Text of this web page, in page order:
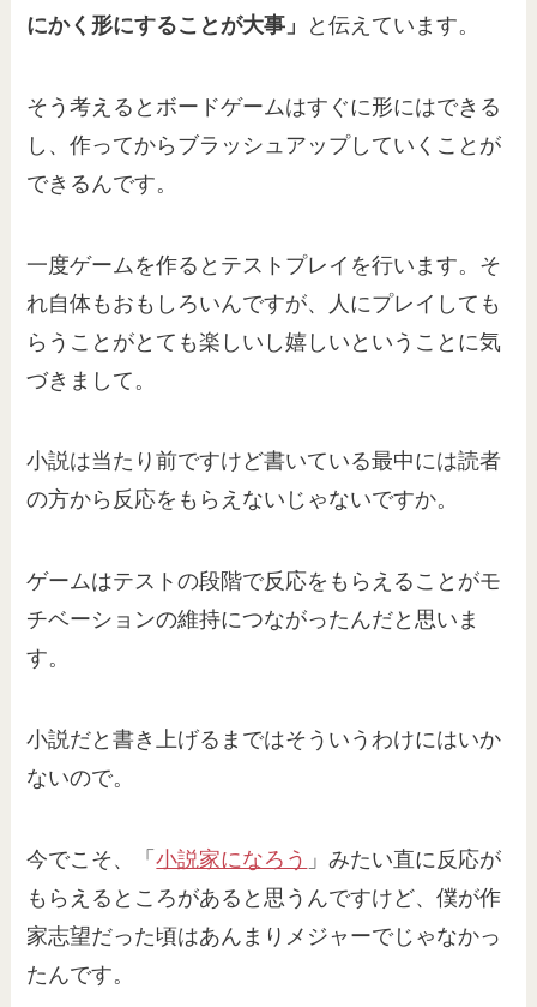
にかく形にすることが大事」
と伝えています。
そう考えるとボードゲームはすぐに形にはできる
し、作ってからブラッシュアップしていくことが
できるんです。
一度ゲームを作るとテストプレイを行います。そ
れ自体もおもしろいんですが、人にプレイしても
らうことがとても楽しいし嬉しいということに気
づきまして。
小説は当たり前ですけど書いている最中には読者
の方から反応をもらえないじゃないですか。
ゲームはテストの段階で反応をもらえることがモ
チベーションの維持につながったんだと思いま
す。
小説だと書き上げるまではそういうわけにはいか
ないので。
今でこそ、「小説家になろう 」みたい直に反応が
もらえるところがあると思うんですけど、僕が作
家志望だった頃はあんまりメジャーでじゃなかっ
たんです。